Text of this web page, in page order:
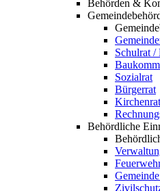
Behörden &
Schulrat /
Sozialrat
Bürgerrat
Kirchenrat
Behördliche